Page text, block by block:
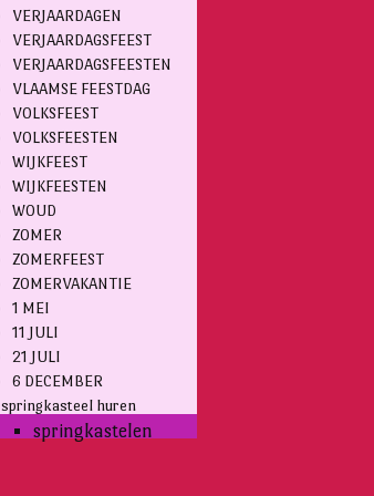
VERJAARDAGEN
VERJAARDAGSFEEST
VERJAARDAGSFEESTEN
VLAAMSE FEESTDAG
VOLKSFEEST
VOLKSFEESTEN
WIJKFEEST
WIJKFEESTEN
WOUD
ZOMER
ZOMERFEEST
ZOMERVAKANTIE
1 MEI
11 JULI
21 JULI
6 DECEMBER
springkasteel huren
springkastelen